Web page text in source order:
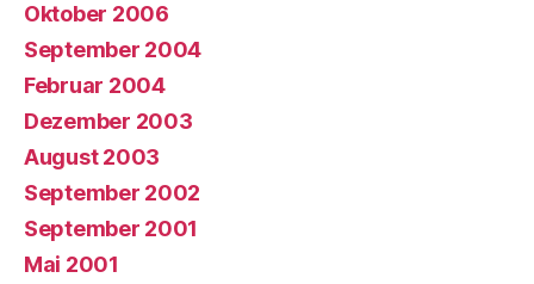
Oktober 2006
September 2004
Februar 2004
Dezember 2003
August 2003
September 2002
September 2001
Mai 2001